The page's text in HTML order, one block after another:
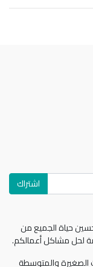
اشتراك
حياة الجميع من
لحل مشاكل أعمالكم.
الصغيرة والمتوسطة